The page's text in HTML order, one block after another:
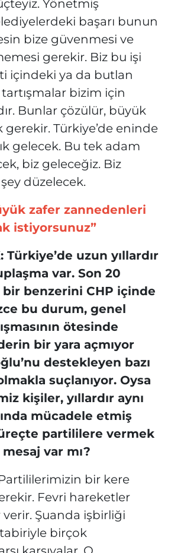
Yönetmiş
başarı bunun
bize güvenmesi ve
gerekir. Biz bu işi
içindeki ya da butlan
bizim için
Bunlar çözülür, büyük
Türkiye’de eninde
gelecek. Bu tek adam
biz geleceğiz. Biz
düzelecek.
zafer zannedenleri
istiyorsunuz”
Türkiye’de uzun yıllardır
var. Son 20
benzerini CHP içinde
bu durum, genel
ötesinde
bir yara açmıyor
destekleyen bazı
suçlanıyor. Oysa
kişiler, yıllardır aynı
mücadele etmiş
partililere vermek
var mı?
bir kere
Fevri hareketler
Şuanda işbirliği
birçok